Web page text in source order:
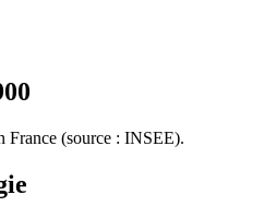
France (source : INSEE).